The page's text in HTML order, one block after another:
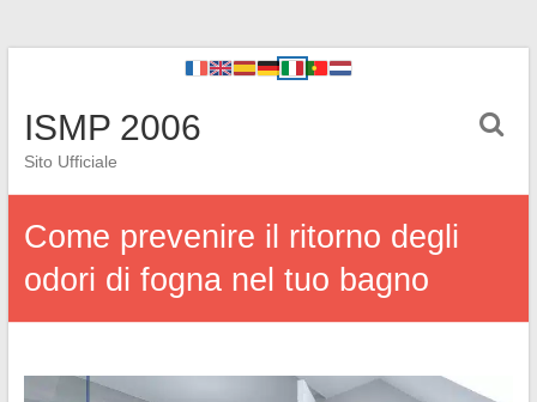
ISMP 2006
Sito Ufficiale
Come prevenire il ritorno degli
odori di fogna nel tuo bagno